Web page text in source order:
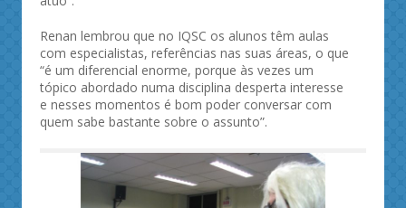
Renan lembrou que no IQSC os alunos têm aulas
com especialistas, referências nas suas áreas, o que
“é um diferencial enorme, porque às vezes um
tópico abordado numa disciplina desperta interesse
e nesses momentos é bom poder conversar com
quem sabe bastante sobre o assunto”.